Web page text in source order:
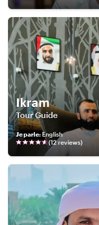
Ikram
Tour Guide
Je parle: English
(12reviews)